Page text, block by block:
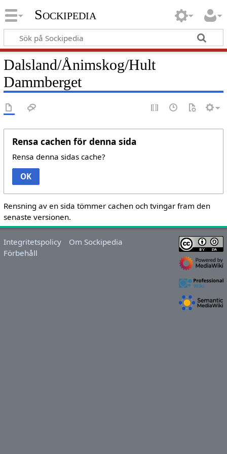
Sockipedia
Dalsland/Ånimskog/Hult
Dammberget
Rensa cachen för denna sida
Rensa denna sidas cache?
OK
Rensning av en sida tömmer cachen och tvingar fram den
senaste versionen.
Integritetspolicy
Om Sockipedia
Förbehåll